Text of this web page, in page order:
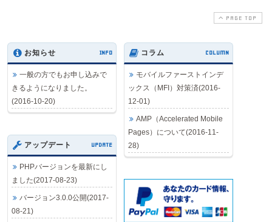
PAGE TOP
お知らせ INFO
一般の方でもお申し込みで
きるようになりました。
(2016-10-20)
コラム COLUMN
モバイルファーストインデ
ックス（MFI）対策済(2016-
12-01)
AMP（Accelerated Mobile
Pages）について(2016-11-
28)
アップデート UPDATE
PHPバージョンを最新にし
ました(2017-08-23)
バージョン3.0.0公開(2017-
08-21)